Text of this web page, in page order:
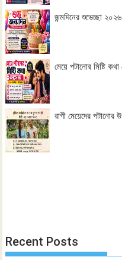
জন্মদিনের শুভেচ্ছা
মেয়ে পটানোর মিষ্টি
রাগী মেয়েদের
Recent Posts